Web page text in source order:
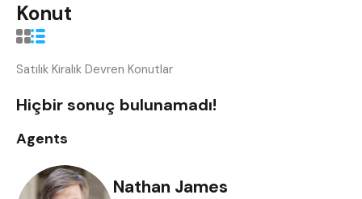
Konut
Satılık Kiralık Devren Konutlar
Hiçbir sonuç bulunamadı!
Agents
Nathan James